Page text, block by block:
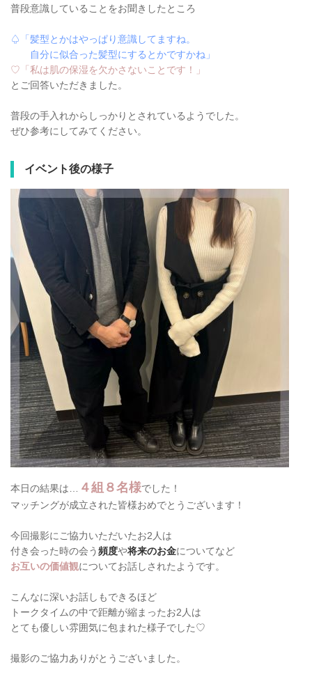
普段意識していることをお聞きしたところ
♤「髪型とかはやっぱり意識してますね。
自分に似合った髪型にするとかですかね」
♡「私は肌の保湿を欠かさないことです！」
とご回答いただきました。
普段の手入れからしっかりとされているようでした。
ぜひ参考にしてみてください。
イベント後の様子
本日の結果は… ４組８名様でした！
マッチングが成立された皆様おめでとうございます！
今回撮影にご協力いただいたお2人は
付き会った時の会う頻度や将来のお金についてなど
お互いの価値観についてお話しされたようです。
こんなに深いお話しもできるほど
トークタイムの中で距離が縮まったお2人は
とても優しい雰囲気に包まれた様子でした♡
撮影のご協力ありがとうございました。